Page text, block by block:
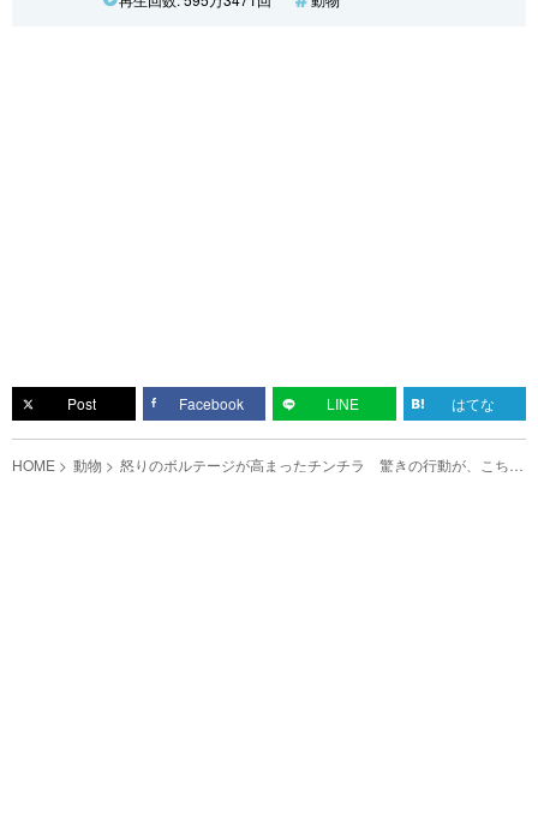
Post Facebook LINE はてな
HOME 動物 怒りのボルテージが高まったチンチラ 驚きの行動が、こちら